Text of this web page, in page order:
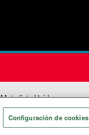
Unida
derechos
Configuración de cookies